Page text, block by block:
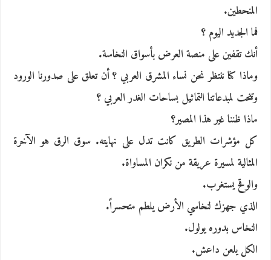
المنحطين.
فما الجديد اليوم ؟
أنك تقفين على منصة العرض بأسواق النخاسة.
وماذا كنا ننتظر نحن نساء المشرق العربي ؟ أن تعلق على صدورنا الورود
وتنحت لمبدعاتنا التماثيل بساحات الغدر العربي ؟
ماذا ظننا غير هذا المصير؟
كل مؤشرات الطريق كانت تدل على نهايته. سوق الرق هو الآخرة
المثالية لمسيرة عريقة من نكران المساواة.
والوقح يستغرب.
الذي جهزك لنخاسي الأرض يلطم متحسراً.
النخاس بدوره يولول.
الكل يلعن داعش.